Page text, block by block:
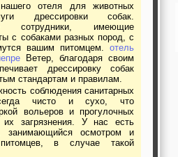
дрессировки собак.
сотрудники, имеющие
с собаками разных пород, с
вашим питомцем. отель
Ветер, благодаря своим
дрессировку собак
стандартам и правилам.
чисто и сухо, что
вольеров и прогулочных
загрязнения. У нас есть
занимающийся осмотром и
в случае такой